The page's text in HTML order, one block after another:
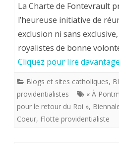
pour
le
17
2013
Pontmain…
“La
Supplique
pour
le
La Charte de Fontevrault
l’heureuse initiative de
exclusion ni sans
royalistes de bonne
Cliquez pour lire
Blogs et sites catholiques,
providentialistes
« À
pour le retour du Roi »,
Coeur, Flotte providentialiste